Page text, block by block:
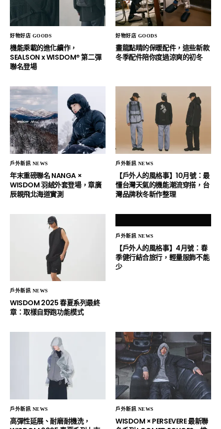
好物好店 GOODS
機能乘載的進化續作，
SEALSON x WISDOM® 第二彈
聯名登場
好物好店 GOODS
畫龍點睛的保暖配件，這些新款
冬季配件陪你度過涼爽的初冬
戶外新訊 NEWS
年末重磅聯名 NANGA ×
WISDOM 羽絨外套登場，章廣
辰親飛北海道實測
戶外新訊 NEWS
【戶外人的風格事】10月號：最
懂台灣天氣的機能潮流穿搭，台
灣品牌秋冬新作整理
戶外新訊 NEWS
WISDOM 2025 春夏系列最終
章：取樣自野跑功能模式
戶外新訊 NEWS
【戶外人的風格事】4月號：春
季健行結合旅行，輕量服飾不能
少
戶外新訊 NEWS
高彈性延展、耐磨耐機洗，
戶外新訊 NEWS
WISDOM × PERSEVERE 最新聯